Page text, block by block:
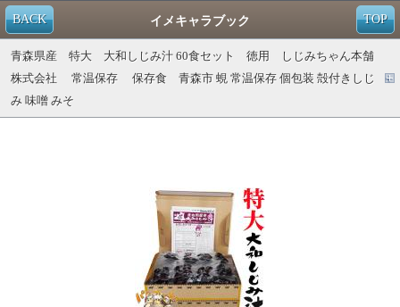
TOP
BACK イメキャラブック
青森県産 特大 大和しじみ汁 60食セット 徳用 しじみちゃん本舗
株式会社 常温保存 保存食 青森市 蜆 常温保存 個包装 殻付きしじ
み 味噌 みそ